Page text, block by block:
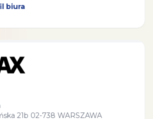
biura
21b 02-738 WARSZAWA